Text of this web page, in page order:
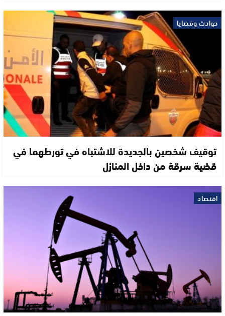
حوادث وقضايا
توقيف شخصين بالجديدة للاشتباه في تورطهما في
قضية سرقة من داخل المنازل
اقتصاد